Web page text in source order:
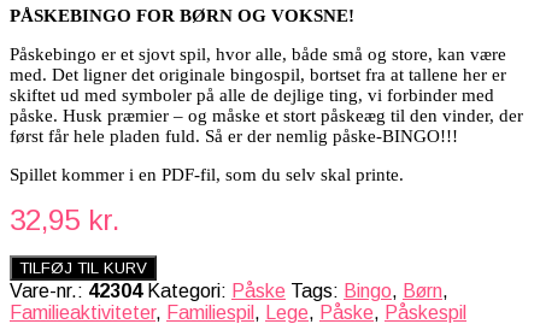
PÅSKEBINGO FOR BØRN OG VOKSNE!
Påskebingo er et sjovt spil, hvor alle, både små og store, kan være
med. Det ligner det originale bingospil, bortset fra at tallene her er
skiftet ud med symboler på alle de dejlige ting, vi forbinder med
påske. Husk præmier – og måske et stort påskeæg til den vinder, der
først får hele pladen fuld. Så er der nemlig påske-BINGO!!!
Spillet kommer i en PDF-fil, som du selv skal printe.
32,95 kr.
TILFØJ TIL KURV
Vare-nr.: 42304 Kategori: Påske Tags: Bingo, Børn,
Familieaktiviteter, Familiespil , Lege, Påske, Påskespil